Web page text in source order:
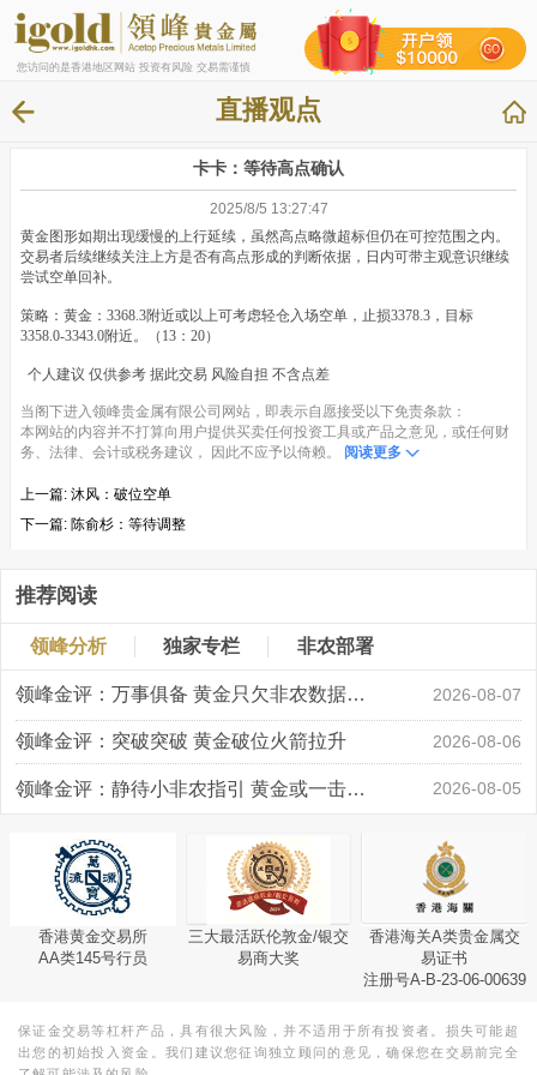
您访问的是香港地区网站 投资有风险 交易需谨慎
直播观点
卡卡：等待高点确认
2025/8/5 13:27:47
黄金图形如期出现缓慢的上行延续，虽然高点略微超标但仍在可控范围之内。
交易者后续继续关注上方是否有高点形成的判断依据，日内可带主观意识继续
尝试空单回补。
策略：黄金：3368.3附近或以上可考虑轻仓入场空单，止损3378.3，目标
3358.0-3343.0附近。（13：20）
个人建议 仅供参考 据此交易 风险自担 不含点差
当阁下进入领峰贵金属有限公司网站，即表示自愿接受以下免责条款：
本网站的内容并不打算向用户提供买卖任何投资工具或产品之意见，或任何财
务、法律、会计或税务建议， 因此不应予以倚赖。
阅读更多
上一篇: 沐风：破位空单
下一篇: 陈俞杉：等待调整
推荐阅读
领峰分析 独家专栏 非农部署
领峰金评：万事俱备 黄金只欠非农数据“东风” 2026-08-07
领峰金评：突破突破 黄金破位火箭拉升 2026-08-06
领峰金评：静待小非农指引 黄金或一击破局 2026-08-05
香港黄金交易所
AA类145号行员
三大最活跃伦敦金/银交
易商大奖
香港海关A类贵金属交
易证书
注册号A-B-23-06-00639
保证金交易等杠杆产品，具有很大风险，并不适用于所有投资者。损失可能超
出您的初始投入资金。我们建议您征询独立顾问的意见，确保您在交易前完全